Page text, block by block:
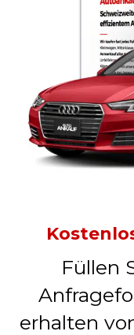
Füllen
erhalten